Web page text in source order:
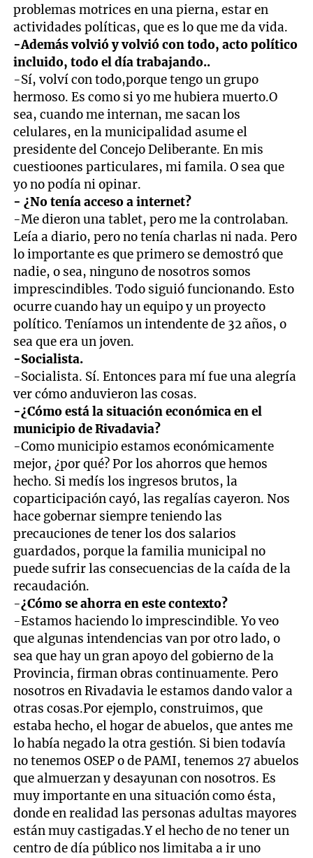
problemas motrices en una pierna, estar en
actividades políticas, que es lo que me da vida.
-Además volvió y volvió con todo, acto político
incluido, todo el día trabajando..
-Sí, volví con todo,porque tengo un grupo
hermoso. Es como si yo me hubiera muerto.O
sea, cuando me internan, me sacan los
celulares, en la municipalidad asume el
presidente del Concejo Deliberante. En mis
cuestioones particulares, mi famila. O sea que
yo no podía ni opinar.
- ¿No tenía acceso a internet?
-Me dieron una tablet, pero me la controlaban.
Leía a diario, pero no tenía charlas ni nada. Pero
lo importante es que primero se demostró que
nadie, o sea, ninguno de nosotros somos
imprescindibles. Todo siguió funcionando. Esto
ocurre cuando hay un equipo y un proyecto
político. Teníamos un intendente de 32 años, o
sea que era un joven.
-Socialista.
-Socialista. Sí. Entonces para mí fue una alegría
ver cómo anduvieron las cosas.
-¿Cómo está la situación económica en el
municipio de Rivadavia?
-Como municipio estamos económicamente
mejor, ¿por qué? Por los ahorros que hemos
hecho. Si medís los ingresos brutos, la
coparticipación cayó, las regalías cayeron. Nos
hace gobernar siempre teniendo las
precauciones de tener los dos salarios
guardados, porque la familia municipal no
puede sufrir las consecuencias de la caída de la
recaudación.
-¿Cómo se ahorra en este contexto?
-Estamos haciendo lo imprescindible. Yo veo
que algunas intendencias van por otro lado, o
sea que hay un gran apoyo del gobierno de la
Provincia, firman obras continuamente. Pero
nosotros en Rivadavia le estamos dando valor a
otras cosas.Por ejemplo, construimos, que
estaba hecho, el hogar de abuelos, que antes me
lo había negado la otra gestión. Si bien todavía
no tenemos OSEP o de PAMI, tenemos 27 abuelos
que almuerzan y desayunan con nosotros. Es
muy importante en una situación como ésta,
donde en realidad las personas adultas mayores
están muy castigadas.Y el hecho de no tener un
centro de día público nos limitaba a ir uno